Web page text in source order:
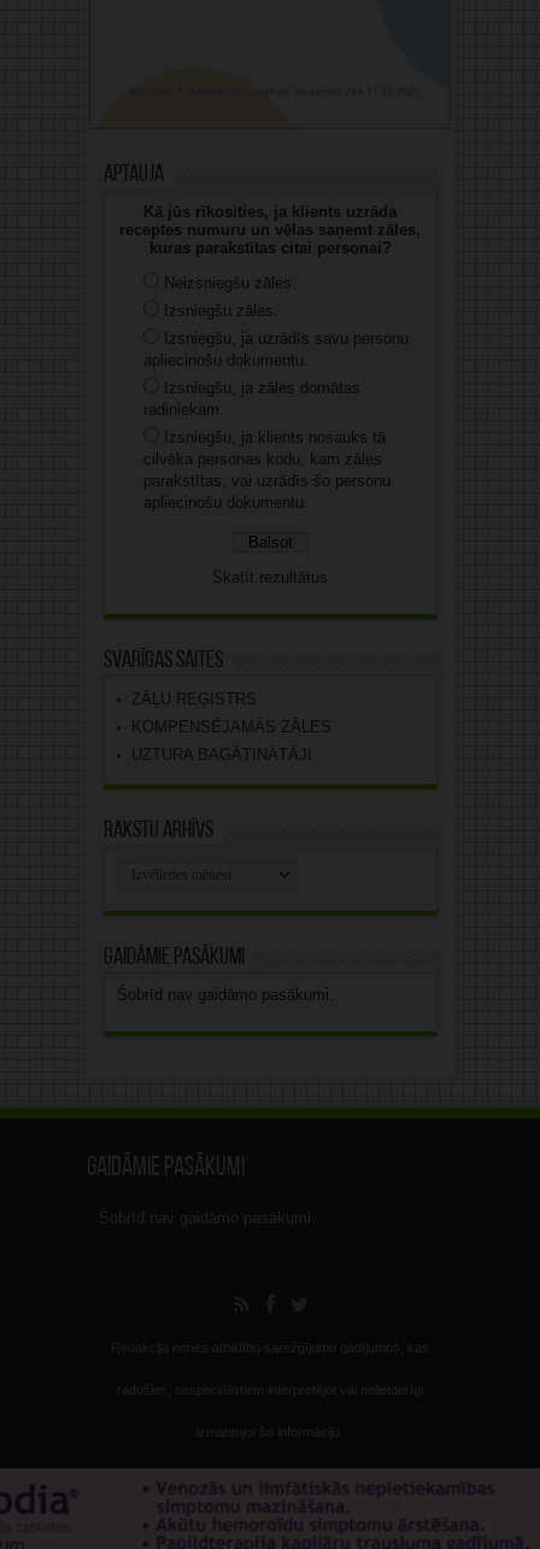
Aptauja
Kā jūs rīkosities, ja klients uzrāda
receptes numuru un vēlas saņemt zāles,
kuras parakstītas citai personai?
Neizsniegšu zāles.
Izsniegšu zāles.
Izsniegšu, ja uzrādīs savu personu
apliecinošu dokumentu.
Izsniegšu, ja zāles domātas
radiniekam.
Izsniegšu, ja klients nosauks tā
cilvēka personas kodu, kam zāles
parakstītas, vai uzrādīs šo personu
apliecinošu dokumentu.
Skatīt rezultātus
Svarīgas saites
ZĀĻU REĢISTRS
KOMPENSĒJAMĀS ZĀLES
UZTURA BAGĀTINĀTĀJI
Rakstu arhīvs
Gaidāmie pasākumi
Šobrīd nav gaidāmo pasākumi.
Gaidāmie pasākumi
Šobrīd nav gaidāmo pasākumi.
Redakcija nenes atbildību sarežģījumu gadījumos, kas